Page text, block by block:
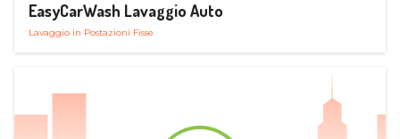
EasyCarWash Lavaggio Auto
Lavaggio in Postazioni Fisse